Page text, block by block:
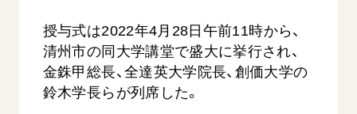
SOKA PICKS すべて見る
授与式は2022年4月28日午前11時から、
清州市の同大学講堂で盛大に挙行され、
金銖甲総長、全達英大学院長、創価大学の
鈴木学長らが列席した。